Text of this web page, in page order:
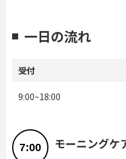
一日の流れ
受付
9:00~18:00
7:00 モーニングケ